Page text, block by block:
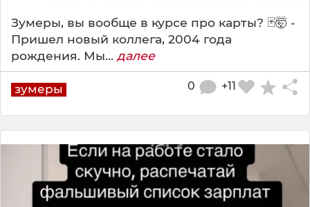
Зумеры, вы вообще в курсе про карты? 🃏🤯 -
Пришел новый коллега, 2004 года
рождения. Мы... далее
зумеры +11
0